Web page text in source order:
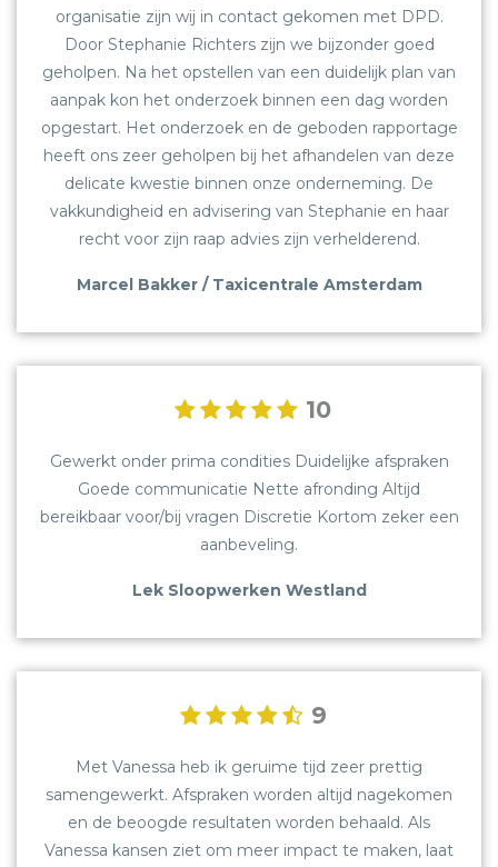
organisatie zijn wij in contact gekomen met DPD.
Door Stephanie Richters zijn we bijzonder goed
geholpen. Na het opstellen van een duidelijk plan van
aanpak kon het onderzoek binnen een dag worden
opgestart. Het onderzoek en de geboden rapportage
heeft ons zeer geholpen bij het afhandelen van deze
delicate kwestie binnen onze onderneming. De
vakkundigheid en advisering van Stephanie en haar
recht voor zijn raap advies zijn verhelderend.
Marcel Bakker / Taxicentrale Amsterdam
10
Gewerkt onder prima condities Duidelijke afspraken
Goede communicatie Nette afronding Altijd
bereikbaar voor/bij vragen Discretie Kortom zeker een
aanbeveling.
Lek Sloopwerken Westland
9
Met Vanessa heb ik geruime tijd zeer prettig
samengewerkt. Afspraken worden altijd nagekomen
en de beoogde resultaten worden behaald. Als
Vanessa kansen ziet om meer impact te maken, laat